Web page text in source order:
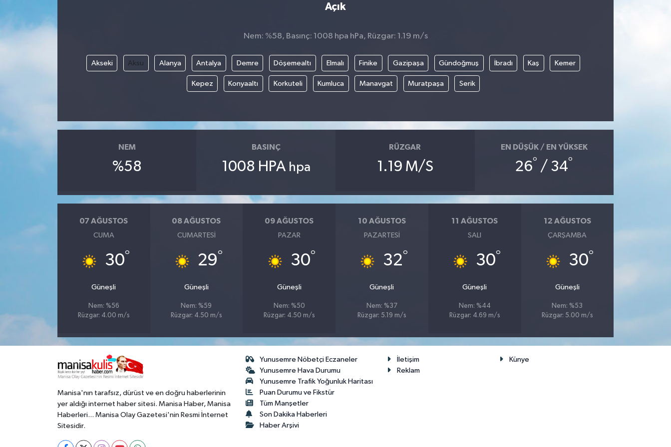
Açık
Nem: %58, Basınç: 1008 hpa hPa, Rüzgar: 1.19 m/s
Akseki Aksu Alanya Antalya Demre Döşemealtı Elmalı Finike Gazipaşa Gündoğmuş İbradı Kaş Kemer
Kepez Konyaaltı Korkuteli Kumluca Manavgat Muratpaşa Serik
NEM
%58
BASINÇ
1008 HPA hpa
RÜZGAR
1.19 M/S
EN DÜŞÜK / EN YÜKSEK
26° / 34°
07 AĞUSTOS
CUMA
30°
Güneşli
Nem: %56
Rüzgar: 4.00 m/s
08 AĞUSTOS
CUMARTESI
29°
Güneşli
Nem: %59
Rüzgar: 4.50 m/s
09 AĞUSTOS
PAZAR
30°
Güneşli
Nem: %50
Rüzgar: 4.50 m/s
10 AĞUSTOS
PAZARTESI
32°
Güneşli
Nem: %37
Rüzgar: 5.19 m/s
11 AĞUSTOS
SALI
30°
Güneşli
Nem: %44
Rüzgar: 4.69 m/s
12 AĞUSTOS
ÇARŞAMBA
30°
Güneşli
Nem: %53
Rüzgar: 5.00 m/s
Manisa'nın tarafsız, dürüst ve en doğru haberlerinin
yer aldığı internet haber sitesi. Manisa Haber, Manisa
Haberleri... Manisa Olay Gazetesi'nin Resmi İnternet
Sitesidir.
Yunusemre Nöbetçi Eczaneler
Yunusemre Hava Durumu
Yunusemre Trafik Yoğunluk Haritası
Puan Durumu ve Fikstür
Tüm Manşetler
Son Dakika Haberleri
Haber Arşivi
İletişim
Künye
Reklam
Türkiye